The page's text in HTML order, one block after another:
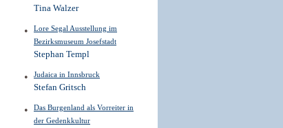
Tina Walzer
Lore Segal Ausstellung im
Bezirksmuseum Josefstadt
Stephan Templ
Judaica in Innsbruck
Stefan Gritsch
Das Burgenland als Vorreiter in
der Gedenkkultur